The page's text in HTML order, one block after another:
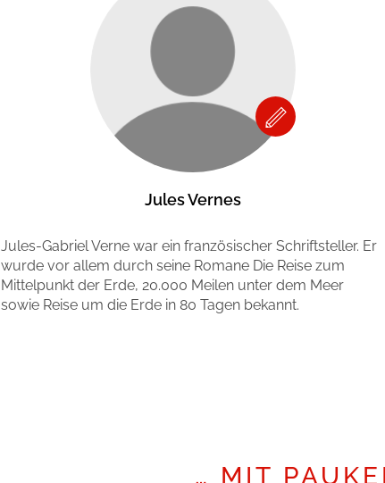
Jules Vernes
Jules-Gabriel Verne war ein französischer Schriftsteller. Er
wurde vor allem durch seine Romane Die Reise zum
Mittelpunkt der Erde, 20.000 Meilen unter dem Meer
sowie Reise um die Erde in 80 Tagen bekannt.
… MIT